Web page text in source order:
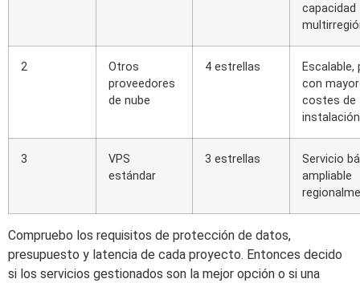
capacidad
2
Otros
proveedores
de nube
4 estrellas
Escalable,
con
costes de
instalación
3
VPS
estándar
3 estrellas
Servicio
ampliable
Compruebo los requisitos de protección de datos,
presupuesto y latencia de cada proyecto. Entonces decido
si los servicios gestionados son la mejor opción o si una